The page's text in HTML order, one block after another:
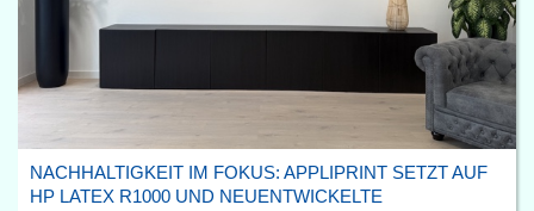
NACHHALTIGKEIT IM FOKUS: APPLIPRINT SETZT AUF
HP LATEX R1000 UND NEUENTWICKELTE